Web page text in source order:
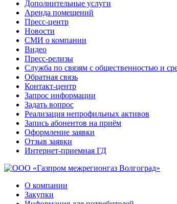
Дополнительные услуги
Аренда помещений
Пресс-центр
Новости
СМИ о компании
Видео
Пресс-релизы
Служба по связям с общественностью и
Обратная связь
Контакт-центр
Запрос информации
Задать вопрос
Реализация непрофильных активов
Запись абонентов на приём
Оформление заявки
Отзыв заявки
Интернет-приемная ГД
О компании
Закупки